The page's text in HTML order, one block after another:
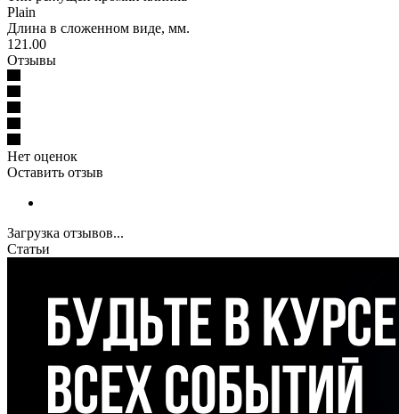
Plain
Длина в сложенном виде, мм.
121.00
Отзывы
Нет оценок
Оставить отзыв
Загрузка отзывов...
Статьи